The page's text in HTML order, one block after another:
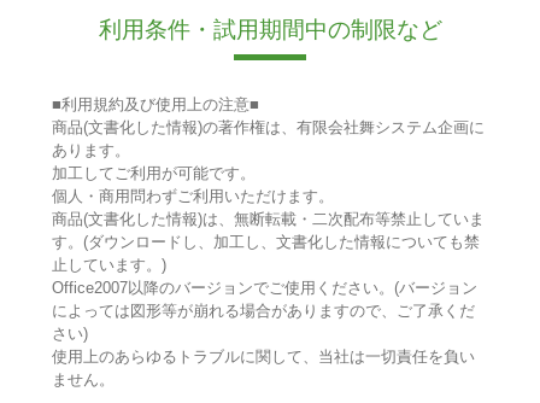
利用条件・試用期間中の制限など
■利用規約及び使用上の注意■
商品(文書化した情報)の著作権は、有限会社舞システム企画に
あります。
加工してご利用が可能です。
個人・商用問わずご利用いただけます。
商品(文書化した情報)は、無断転載・二次配布等禁止していま
す。(ダウンロードし、加工し、文書化した情報についても禁
止しています。)
Office2007以降のバージョンでご使用ください。(バージョン
によっては図形等が崩れる場合がありますので、ご了承くだ
さい)
使用上のあらゆるトラブルに関して、当社は一切責任を負い
ません。